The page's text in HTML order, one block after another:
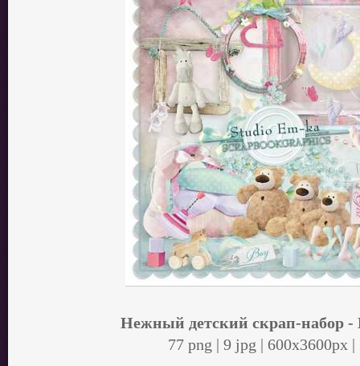
Нежный детский скрап-набор -
77 png | 9 jpg | 600x3600px